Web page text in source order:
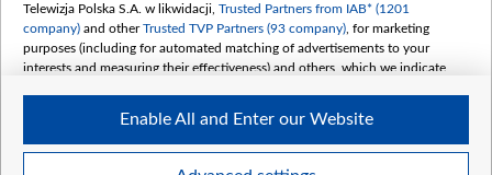
Biełsat PL
Белсат Now
Белсат History
Белсат Music
Белсат Doc
My consents
Telewizja Polska S.A. w likwidacji, Trusted Partners from IAB* (1201
company) and otherTrusted TVP Partners (93 company) , for marketing
purposes (including for automated matching of advertisements to your
interests and measuring their effectiveness) and others, which we indicate
The purposes of processing your data by TVP S.A. w likwidacji are as
follows:
Enable All and Enter our Website